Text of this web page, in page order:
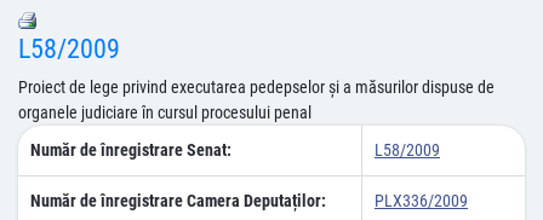
L58/2009
Proiect de lege privind executarea pedepselor şi a măsurilor dispuse de
organele judiciare în cursul procesului penal
Număr de înregistrare Senat:
L58/2009
Număr de înregistrare Camera Deputaților: PLX336/2009